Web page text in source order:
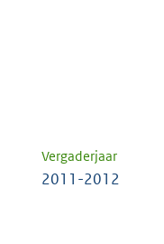
Vergaderjaar
2011-2012